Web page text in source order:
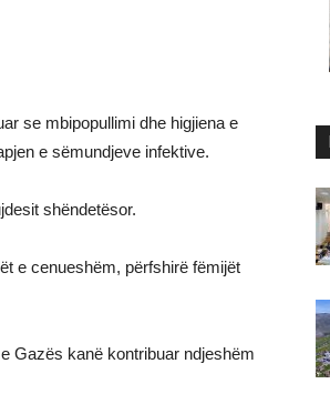
se mbipopullimi dhe higjiena e
e sëmundjeve infektive.
shëndetësor.
e cenueshëm, përfshirë fëmijët
Gazës kanë kontribuar ndjeshëm